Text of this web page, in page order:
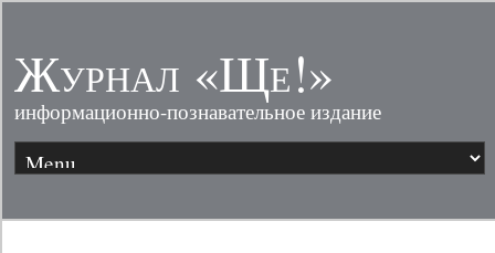
Журнал «Ще!»
информационно-познавательное издание